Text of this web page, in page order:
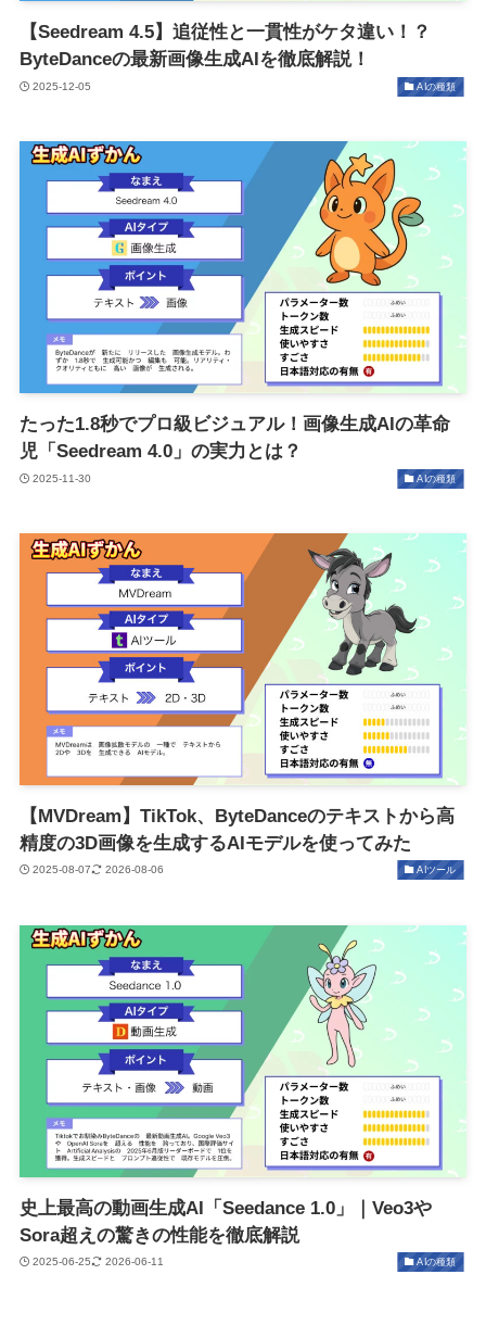
【Seedream 4.5】追従性と一貫性がケタ違い！？
ByteDanceの最新画像生成AIを徹底解説！
2025-12-05 AIの種類
たった1.8秒でプロ級ビジュアル！画像生成AIの革命
児「Seedream 4.0」の実力とは？
2025-11-30 AIの種類
【MVDream】TikTok、ByteDanceのテキストから高
精度の3D画像を生成するAIモデルを使ってみた
2025-08-07 2026-08-06 AIツール
史上最高の動画生成AI「Seedance 1.0」｜Veo3や
Sora超えの驚きの性能を徹底解説
2025-06-25 2026-06-11 AIの種類